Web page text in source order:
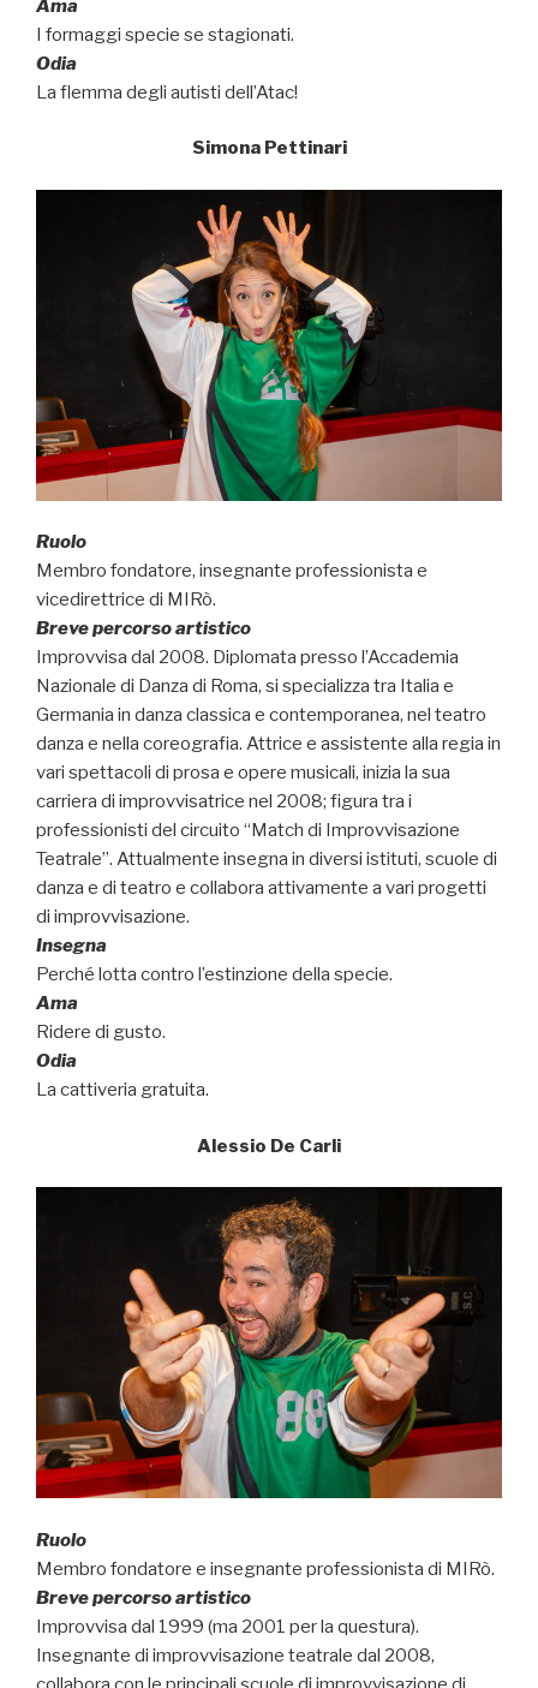
Ama
I formaggi specie se stagionati.
Odia
La flemma degli autisti dell’Atac!
Simona Pettinari
Ruolo
Membro fondatore, insegnante professionista e
vicedirettrice di MIRò.
Breve percorso artistico
Improvvisa dal 2008. Diplomata presso l’Accademia
Nazionale di Danza di Roma, si specializza tra Italia e
Germania in danza classica e contemporanea, nel teatro
danza e nella coreografia. Attrice e assistente alla regia in
vari spettacoli di prosa e opere musicali, inizia la sua
carriera di improvvisatrice nel 2008; figura tra i
professionisti del circuito “Match di Improvvisazione
Teatrale”. Attualmente insegna in diversi istituti, scuole di
danza e di teatro e collabora attivamente a vari progetti
di improvvisazione.
Insegna
Perché lotta contro l’estinzione della specie.
Ama
Ridere di gusto.
Odia
La cattiveria gratuita.
Alessio De Carli
Ruolo
Membro fondatore e insegnante professionista di MIRò.
Breve percorso artistico
Improvvisa dal 1999 (ma 2001 per la questura).
Insegnante di improvvisazione teatrale dal 2008,